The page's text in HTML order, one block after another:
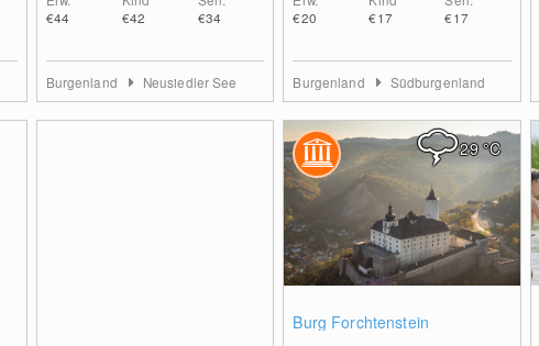
€44
€42
€34
Burgenland Neusiedler See
€20
€17
€17
Burgenland Südburgenland
Burg Forchtenstein
29°C